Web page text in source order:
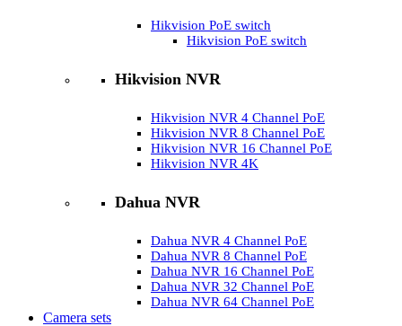
Hikvision PoE switch
Hikvision PoE switch
Hikvision NVR
Hikvision NVR 4 Channel PoE
Hikvision NVR 8 Channel PoE
Hikvision NVR 16 Channel PoE
Hikvision NVR 4K
Dahua NVR
Dahua NVR 4 Channel PoE
Dahua NVR 8 Channel PoE
Dahua NVR 16 Channel PoE
Dahua NVR 32 Channel PoE
Dahua NVR 64 Channel PoE
Camera sets